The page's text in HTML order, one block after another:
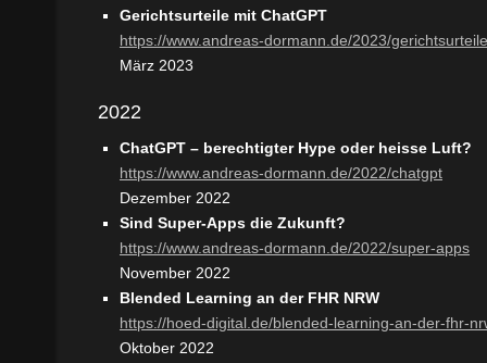
Gerichtsurteile mit ChatGPT
https://www.andreas-dormann.de/2023/
März 2023
2022
ChatGPT – berechtigter Hype oder heisse Luft?
https://www.andreas-dormann.de/2022/chatgpt
Dezember 2022
Sind Super-Apps die Zukunft?
https://www.andreas-dormann.de/2022/super-apps
November 2022
Blended Learning an der FHR NRW
https://hoed-digital.de/blended-learning-an-der-fhr-
Oktober 2022